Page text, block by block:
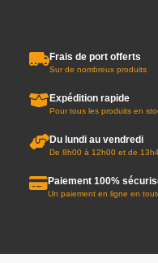
Frais de port offerts
Sur de nombreux produits
Expédition rapide
Pour tous les produits en
Du lundi au vendredi
De 8h00 à 12h00 et de
Paiement 100%
Un paiement en ligne en